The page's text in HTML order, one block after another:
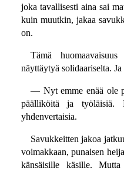
joka tavallisesti aina sai
kuin muutkin, jakaa
on.
Tämä
näyttäytyä solidaariselta. Ja
— Nyt emme enää ole
päälliköitä ja työläisiä.
yhdenvertaisia.
Savukkeitten jakoa
voimakkaan, punaisen
känsäisille käsille.